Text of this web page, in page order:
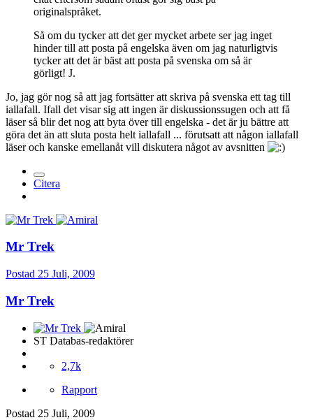
originalspråket.
Så om du tycker att det ger mycket arbete ser jag inget
hinder till att posta på engelska även om jag naturligtvis
tycker att det är bäst att posta på svenska om så är
görligt! J.
Jo, jag gör nog så att jag fortsätter att skriva på svenska ett tag till
iallafall. Ifall det visar sig att ingen är diskussionssugen och att få
läser så blir det nog att byta över till engelska - det är ju bättre att
göra det än att sluta posta helt iallafall ... förutsatt att någon iallafall
läser och kanske emellanåt vill diskutera något av avsnitten
Citera
Mr Trek
Postad 25 Juli, 2009
Mr Trek
ST Databas-redaktörer
2,7k
Rapport
Postad 25 Juli, 2009